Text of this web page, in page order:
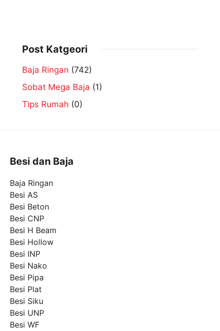
Post Katgeori
Baja Ringan (742)
Sobat Mega Baja (1)
Tips Rumah (0)
Besi dan Baja
Baja Ringan
Besi AS
Besi Beton
Besi CNP
Besi H Beam
Besi Hollow
Besi INP
Besi Nako
Besi Pipa
Besi Plat
Besi Siku
Besi UNP
Besi WF